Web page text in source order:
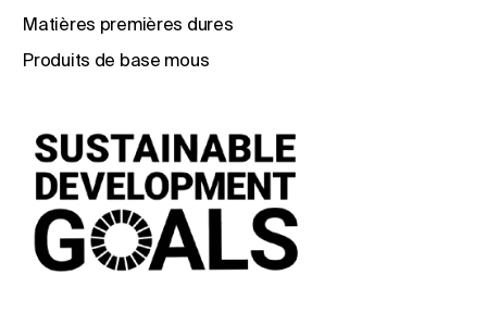
Matières premières dures
Produits de base mous